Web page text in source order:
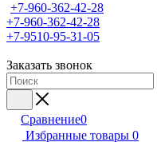
+7-960-362-42-28
+7-960-362-42-28
+7-9510-95-31-05
Заказать звонок
Сравнение0
Избранные товары 0